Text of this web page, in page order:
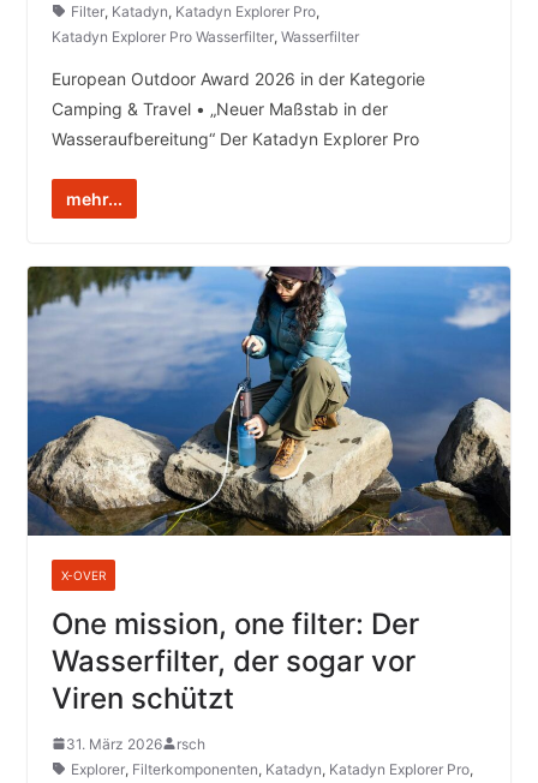
Filter, Katadyn, Katadyn Explorer Pro,
Katadyn Explorer Pro Wasserfilter, Wasserfilter
European Outdoor Award 2026 in der Kategorie
Camping & Travel • „Neuer Maßstab in der
Wasseraufbereitung“ Der Katadyn Explorer Pro
mehr...
X-OVER
One mission, one filter: Der
Wasserfilter, der sogar vor
Viren schützt
31. März 2026
rsch
Explorer, Filterkomponenten, Katadyn, Katadyn Explorer Pro,